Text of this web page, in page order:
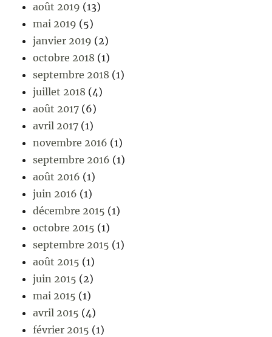
août 2019 (13)
mai 2019 (5)
janvier 2019 (2)
octobre 2018 (1)
septembre 2018 (1)
juillet 2018 (4)
août 2017 (6)
avril 2017 (1)
novembre 2016 (1)
septembre 2016 (1)
août 2016 (1)
juin 2016 (1)
décembre 2015 (1)
octobre 2015 (1)
septembre 2015 (1)
août 2015 (1)
juin 2015 (2)
mai 2015 (1)
avril 2015 (4)
février 2015 (1)